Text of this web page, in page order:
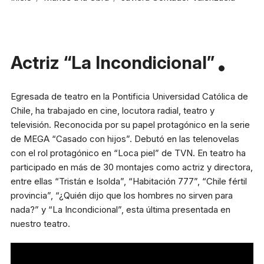
Prepara tu experiencia
Horarios boletería
Lunes a viernes:10:00 a 19:30 h
Sábado y domingo: 11:00 a 16:00 h
+56 9 8255 3149
Actriz “La Incondicional”
Egresada de teatro en la Pontificia Universidad Católica de
Chile, ha trabajado en cine, locutora radial, teatro y
televisión. Reconocida por su papel protagónico en la serie
de MEGA “Casado con hijos”. Debutó en las telenovelas
con el rol protagónico en “Loca piel” de TVN. En teatro ha
participado en más de 30 montajes como actriz y directora,
entre ellas “Tristán e Isolda”, “Habitación 777”, “Chile fértil
provincia”, “¿Quién dijo que los hombres no sirven para
nada?” y “La Incondicional”, esta última presentada en
nuestro teatro.